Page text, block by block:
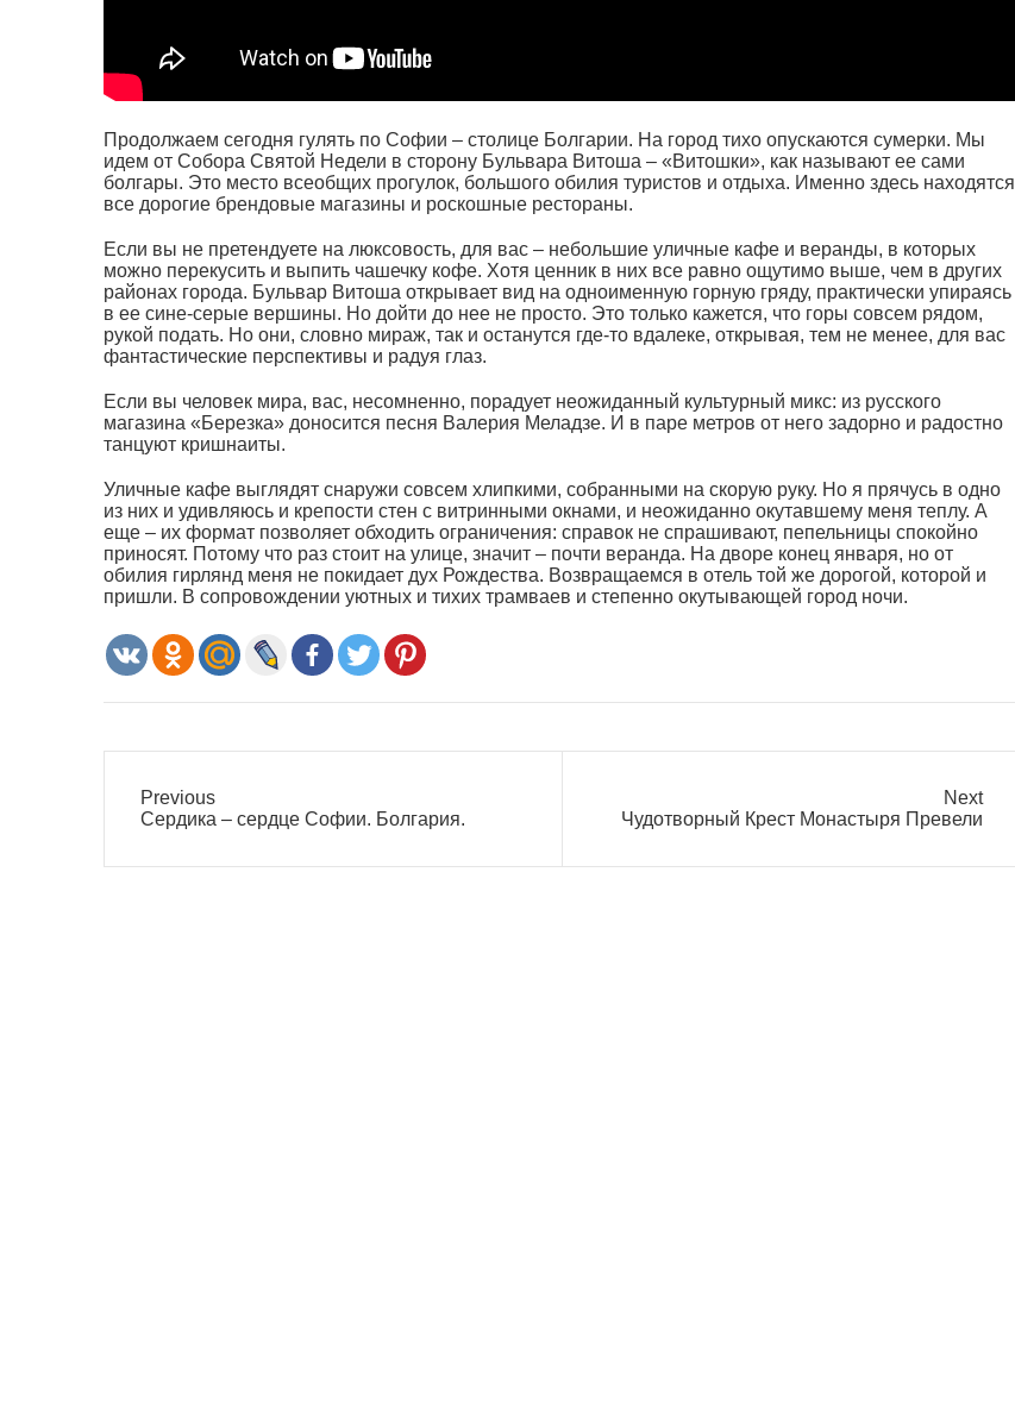
Продолжаем сегодня гулять по Софии – столице Болгарии. На город тихо опускаются сумерки. Мы
идем от Собора Святой Недели в сторону Бульвара Витоша – «Витошки», как называют ее сами
болгары. Это место всеобщих прогулок, большого обилия туристов и отдыха. Именно здесь находятся
все дорогие брендовые магазины и роскошные рестораны.
Если вы не претендуете на люксовость, для вас – небольшие уличные кафе и веранды, в которых
можно перекусить и выпить чашечку кофе. Хотя ценник в них все равно ощутимо выше, чем в других
районах города. Бульвар Витоша открывает вид на одноименную горную гряду, практически упираясь
в ее сине-серые вершины. Но дойти до нее не просто. Это только кажется, что горы совсем рядом,
рукой подать. Но они, словно мираж, так и останутся где-то вдалеке, открывая, тем не менее, для вас
фантастические перспективы и радуя глаз.
Если вы человек мира, вас, несомненно, порадует неожиданный культурный микс: из русского
магазина «Березка» доносится песня Валерия Меладзе. И в паре метров от него задорно и радостно
танцуют кришнаиты.
Уличные кафе выглядят снаружи совсем хлипкими, собранными на скорую руку. Но я прячусь в одно
из них и удивляюсь и крепости стен с витринными окнами, и неожиданно окутавшему меня теплу. А
еще – их формат позволяет обходить ограничения: справок не спрашивают, пепельницы спокойно
приносят. Потому что раз стоит на улице, значит – почти веранда. На дворе конец января, но от
обилия гирлянд меня не покидает дух Рождества. Возвращаемся в отель той же дорогой, которой и
пришли. В сопровождении уютных и тихих трамваев и степенно окутывающей город ночи.
Previous
Previous
Сердика – сердце Софии. Болгария.
Next
NextЧудотворный Крест Монастыря Превели